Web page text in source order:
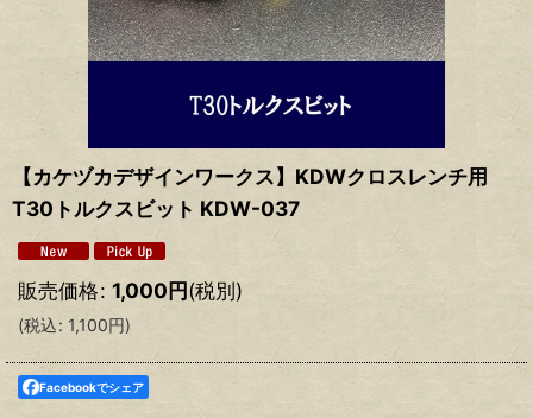
【カケヅカデザインワークス】KDWクロスレンチ用
T30トルクスビット KDW-037
販売価格: 1,000円(税別)
(税込: 1,100円)
Facebookでシェア